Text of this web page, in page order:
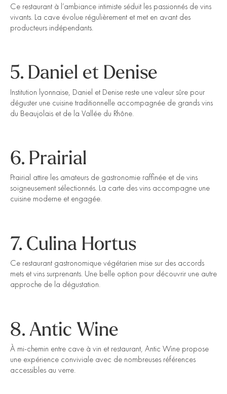
Ce restaurant à l’ambiance intimiste séduit les passionnés de vins
vivants. La cave évolue régulièrement et met en avant des
producteurs indépendants.
5. Daniel et Denise
Institution lyonnaise, Daniel et Denise reste une valeur sûre pour
déguster une cuisine traditionnelle accompagnée de grands vins
du Beaujolais et de la Vallée du Rhône.
6. Prairial
Prairial attire les amateurs de gastronomie raffinée et de vins
soigneusement sélectionnés. La carte des vins accompagne une
cuisine moderne et engagée.
7. Culina Hortus
Ce restaurant gastronomique végétarien mise sur des accords
mets et vins surprenants. Une belle option pour découvrir une autre
approche de la dégustation.
8. Antic Wine
À mi-chemin entre cave à vin et restaurant, Antic Wine propose
une expérience conviviale avec de nombreuses références
accessibles au verre.